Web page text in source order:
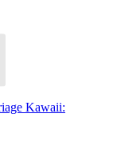
Kawaii: